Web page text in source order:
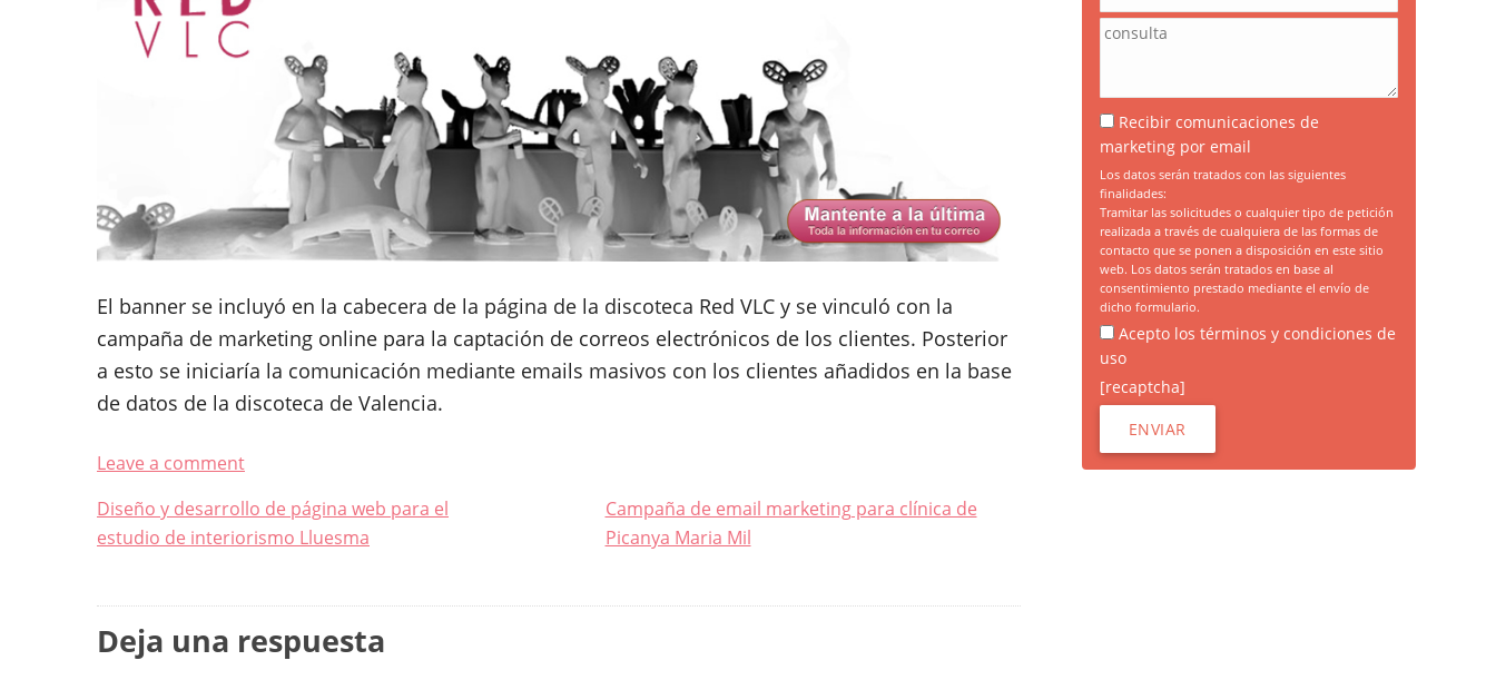
El banner se incluyó en la cabecera de la página de la discoteca Red VLC y se vinculó con la
campaña de marketing online para la captación de correos electrónicos de los clientes. Posterior
a esto se iniciaría la comunicación mediante emails masivos con los clientes añadidos en la base
de datos de la discoteca de Valencia.
Leave a comment
Navegación
de
Diseño y desarrollo de página web para el
estudio de interiorismo Lluesma
Campaña de email marketing para clínica de
Picanya Maria Mil
Deja una respuesta
Recibir comunicaciones de
marketing por email
Los datos serán tratados con las siguientes
finalidades:
Tramitar las solicitudes o cualquier tipo de petición
realizada a través de cualquiera de las formas de
contacto que se ponen a disposición en este sitio
web. Los datos serán tratados en base al
consentimiento prestado mediante el envío de
dicho formulario.
Acepto los términos y condiciones de
uso
[recaptcha]